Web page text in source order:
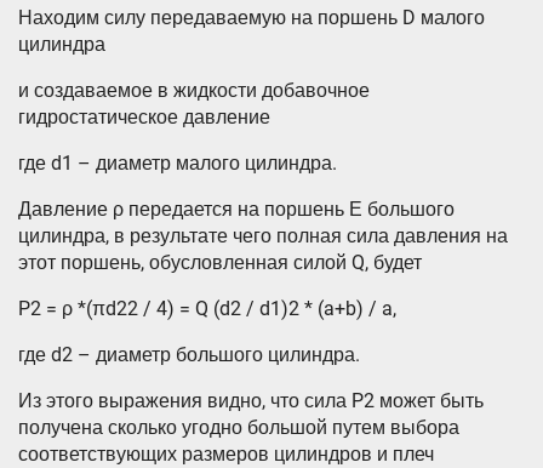
Находим силу передаваемую на поршень D малого
цилиндра
и создаваемое в жидкости добавочное
гидростатическое давление
где d1 – диаметр малого цилиндра.
Давление ρ передается на поршень Е большого
цилиндра, в результате чего полная сила давления на
этот поршень, обусловленная силой Q, будет
P2 = ρ *(πd22 / 4) = Q (d2 / d1)2 * (a+b) / a,
где d2 – диаметр большого цилиндра.
Из этого выражения видно, что сила P2 может быть
получена сколько угодно большой путем выбора
соответствующих размеров цилиндров и плеч